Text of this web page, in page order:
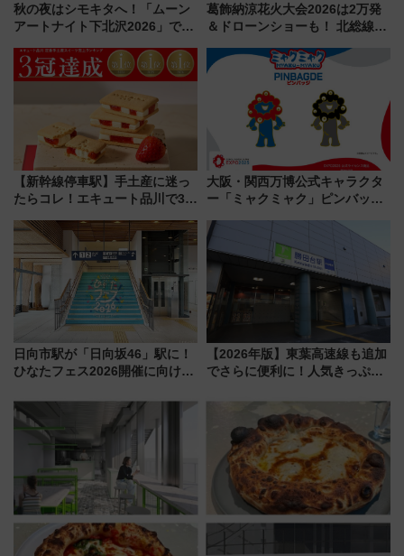
秋の夜はシモキタへ！「ムーン
アートナイト下北沢2026」でイ
を満喫しよう
葛飾納涼花火大会2026は2万発
＆ドローンショーも！ 北総線を
車、観覧スポット情報と周辺観
光まとめ（7/28開催）
【新幹線停車駅】手土産に迷っ
たらコレ！エキュート品川で3年
産スイーツとは？
大阪・関西万博公式キャラクタ
ー「ミャクミャク」ピンバッジ
中旬発売
日向市駅が「日向坂46」駅に！
ひなたフェス2026開催に向けJR
全力応援 夜行列車「ドリーム
おひさま号」も走る
【2026年版】東葉高速線も追加
でさらに便利に！人気きっぷ
今年も発売 秋・早春に千葉県を
巡るなら使い勝手・コスパ抜群